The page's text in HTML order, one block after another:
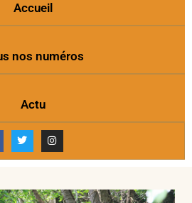
Accueil
nos numéros
Actu